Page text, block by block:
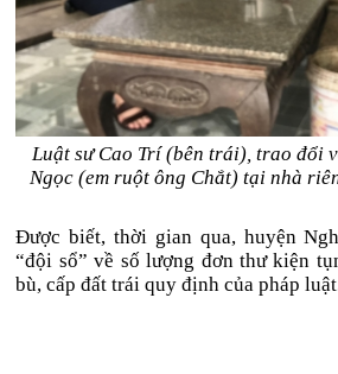
Luật sư Cao Trí (bên trái), trao đổi
Ngọc (em ruột ông Chắt) tại nhà
Được biết, thời gian qua, huyện
“đội sổ” về số lượng đơn thư kiện
bù, cấp đất trái quy định của pháp